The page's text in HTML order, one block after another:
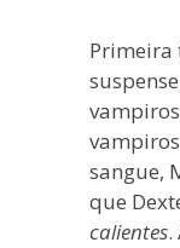
Primeira
sangue,
que
calientes.